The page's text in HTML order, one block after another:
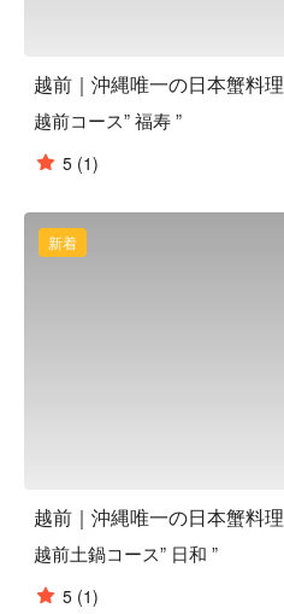
越前｜沖縄唯一の日本蟹料理
越前コース” 福寿 ”
5 (1)
新着
越前｜沖縄唯一の日本蟹料理
越前土鍋コース” 日和 ”
5 (1)